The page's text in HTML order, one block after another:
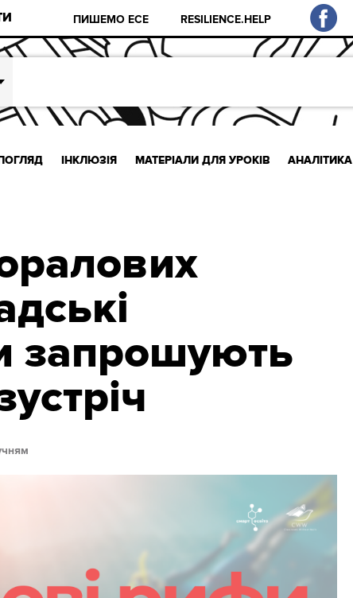
ПИШЕМО ЕСЕ RESILIENCE.HELP
ІНКЛЮЗІЯ МАТЕРІАЛИ ДЛЯ УРОКІВ АНАЛІТИКА
запрошують